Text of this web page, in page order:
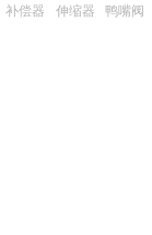
补偿器
伸缩器 鸭嘴阀